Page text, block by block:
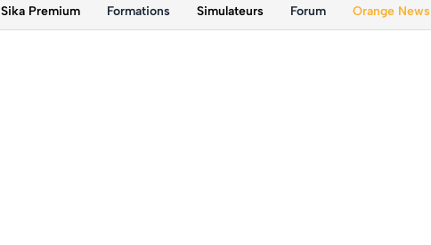
Sika Premium Formations Simulateurs Forum Orange News